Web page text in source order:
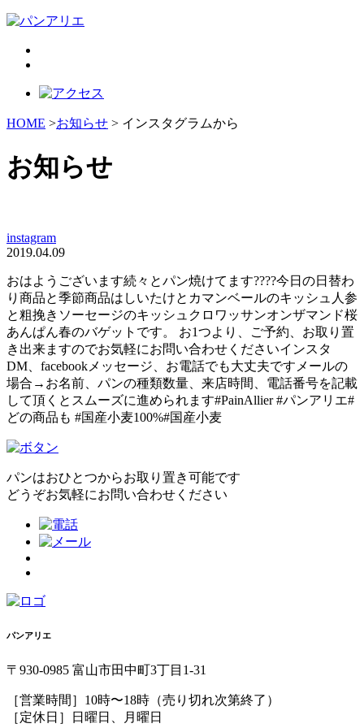
HOME >お知らせ > インスタグラムから
お知らせ
instagram
2019.04.09
おはようございます続々とパン焼けてます????今日の日替わ
り商品と季節商品はしいたけとカマンベールのキッシュ人参
と粗挽きソーセージのキッシュクロワッサンオンザマンド桜
あんぱん春のバゲットです。 お1つより、ご予約、お取り置
き出来ますのでお気軽にお問い合わせくださいインスタ
DM、facebookメッセージ、お電話でも大丈夫ですメールの
場合→お名前、パンの種類数量、来店時間、電話番号を記載
して頂くとスムーズに進められます#PainAllier #パンアリエ#
どの商品も #国産小麦100%#国産小麦
パンはおひとつからお取り置き可能です
どうぞお気軽にお問い合わせください
パンアリエ
〒930-0985 富山市田中町3丁目1-31
［営業時間］10時〜18時（売り切れ次第終了）
［定休日］日曜日、月曜日